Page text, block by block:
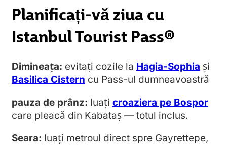
Planificați-vă ziua cu
Istanbul Tourist Pass®
Dimineața: evitați cozile la Hagia-Sophia și
Basilica Cistern cu Pass-ul dumneavoastră
pauza de prânz: luați croaziera pe Bospor
care pleacă din Kabataș — totul inclus.
Seara: luați metroul direct spre Gayrettepe,